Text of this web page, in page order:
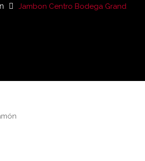
Jambon Centro Bodega Grand